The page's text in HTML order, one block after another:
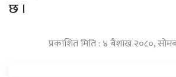
छ ।
प्रकाशित मिति : ४ बैशाख २०८०,